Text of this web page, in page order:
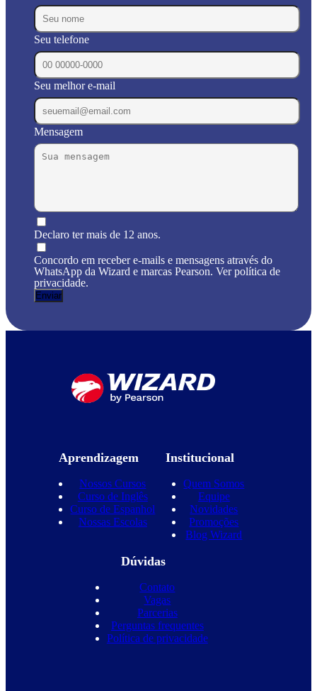
Seu telefone
Seu melhor e-mail
Mensagem
Declaro ter mais de 12 anos.
Concordo em receber e-mails e mensagens através do
WhatsApp da Wizard e marcas Pearson. Ver política de
privacidade.
Aprendizagem
Nossos Cursos
Curso de Inglês
Curso de Espanhol
Nossas Escolas
Institucional
Quem Somos
Equipe
Novidades
Promoções
Blog Wizard
Dúvidas
Contato
Vagas
Parcerias
Perguntas frequentes
Política de privacidade